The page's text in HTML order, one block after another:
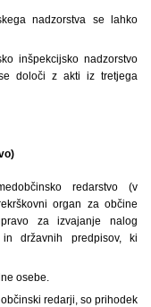
nadzorstva se lahko
inšpekcijsko nadzorstvo
določi z akti iz tretjega
redarstvo (v
organ za občine
za izvajanje nalog
državnih predpisov, ki
osebe.
redarji, so prihodek